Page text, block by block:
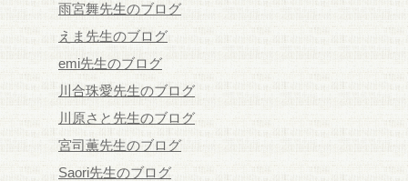
雨宮舞先生のブログ
えま先生のブログ
emi先生のブログ
川合珠愛先生のブログ
川原さと先生のブログ
宮司薫先生のブログ
Saori先生のブログ